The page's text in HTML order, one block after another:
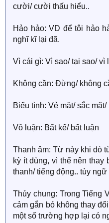
cười/ cười thấu hiểu..
Hảo hảo: VD để tôi hảo
nghĩ kĩ lại đã.
Vì cái gì: Vì sao/ tại sao/ vì
Không cần: Đừng/ không
Biểu tình: Vẻ mặt/ sắc
Vô luận: Bất kể/ bất luận
Thanh âm: Từ này khi dò
kỳ ít dùng, vì thế nên thay
thanh/ tiếng động.. tùy
Thủy chung: Trong Tiếng
cảm gắn bó không thay
một số trường hợp lại có